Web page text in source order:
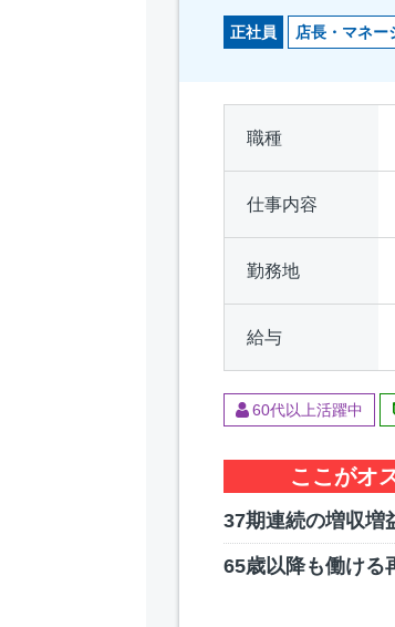
正社員 店長・マネー
職種
仕事内容
勤務地
給与
60代以上活躍中
ここがオ
37期連続の増収
65歳以降も働ける